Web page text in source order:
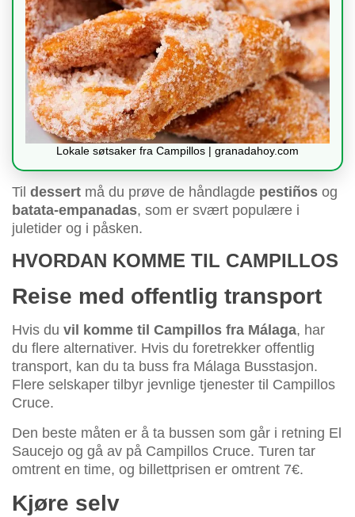
Lokale søtsaker fra Campillos | granadahoy.com
Til dessert må du prøve de håndlagde pestiños og
batata-empanadas, som er svært populære i
juletider og i påsken.
HVORDAN KOMME TIL CAMPILLOS
Reise med offentlig transport
Hvis du vil komme til Campillos fra Málaga, har
du flere alternativer. Hvis du foretrekker offentlig
transport, kan du ta buss fra Málaga Busstasjon.
Flere selskaper tilbyr jevnlige tjenester til Campillos
Cruce.
Den beste måten er å ta bussen som går i retning El
Saucejo og gå av på Campillos Cruce. Turen tar
omtrent en time, og billettprisen er omtrent 7€.
Kjøre selv